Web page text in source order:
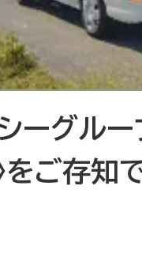
ーグルー
をご存知